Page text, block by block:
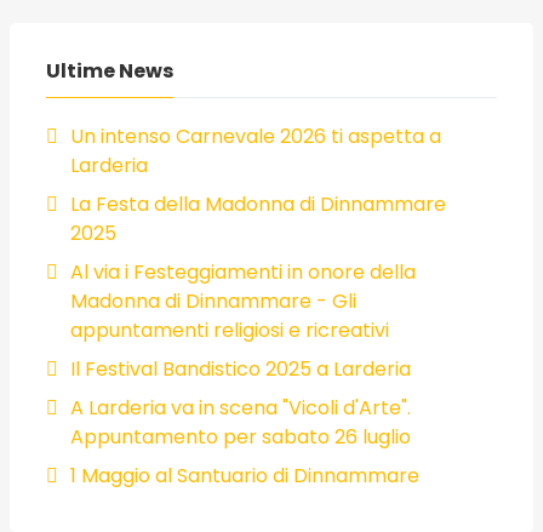
Ultime News
Un intenso Carnevale 2026 ti aspetta a
Larderia
La Festa della Madonna di Dinnammare
2025
Al via i Festeggiamenti in onore della
Madonna di Dinnammare - Gli
appuntamenti religiosi e ricreativi
Il Festival Bandistico 2025 a Larderia
A Larderia va in scena "Vicoli d'Arte".
Appuntamento per sabato 26 luglio
1 Maggio al Santuario di Dinnammare